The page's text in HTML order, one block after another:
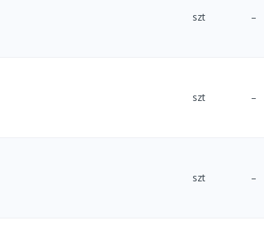
szt –
szt –
szt –